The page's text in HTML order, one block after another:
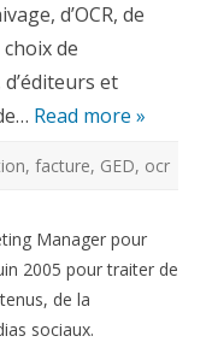
d’OCR, de
de
et
Read more »
, facture, GED, ocr
Manager pour
2005 pour traiter de
de la
sociaux.